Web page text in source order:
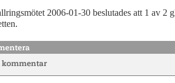
2006-01-30 beslutades att 1 av 2